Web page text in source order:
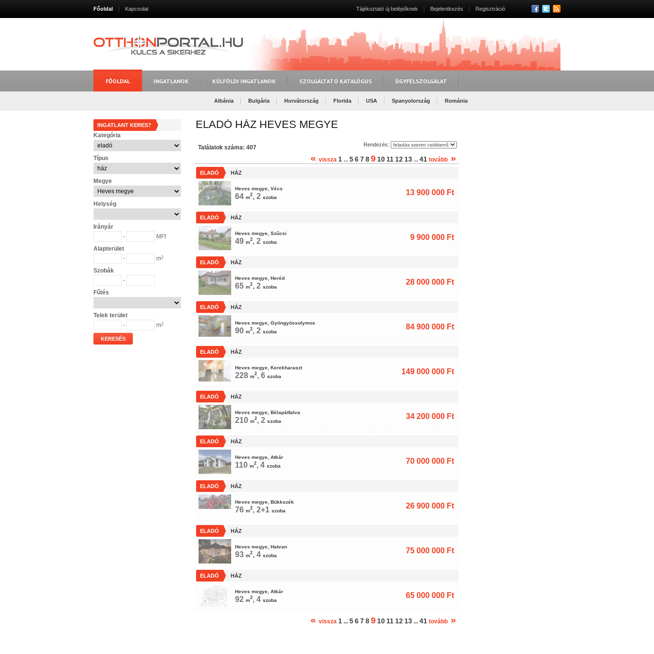
Főoldal Kapcsolat Tájékoztató új belépőknek Bejelentkezés Regisztráció
FŐOLDAL INGATLANOK KÜLFÖLDI INGATLANOK SZOLGÁLTATÓ KATALÓGUS ÜGYFÉLSZOLGÁLAT
Albánia Bulgária Horvátország Florida USA Spanyolország Románia
INGATLANT KERES?
Kategória
Típus
Megye
Helység
Irányár
-
MFt
Alapterület
-
m2
Szobák
-
Fűtés
Telek terület
-
m2
KERESÉS
ELADÓ HÁZ HEVES MEGYE
Rendezés:
Találatok száma: 407
« vissza 1 ... 56789 10 11 12 13 ... 41 tovább »
ELADÓ HÁZ
13 900 000 Ft
Heves megye, Vécs
64 m2, 2 szoba
ELADÓ HÁZ
9 900 000 Ft
Heves megye, Szűcsi
49 m2, 2 szoba
ELADÓ HÁZ
28 000 000 Ft
Heves megye, Heréd
65 m2, 2 szoba
ELADÓ HÁZ
84 900 000 Ft
Heves megye, Gyöngyössolymos
90 m2, 2 szoba
ELADÓ HÁZ
149 000 000 Ft
Heves megye, Kerekharaszt
228 m2, 6 szoba
ELADÓ HÁZ
34 200 000 Ft
Heves megye, Bélapátfalva
210 m2, 2 szoba
ELADÓ HÁZ
70 000 000 Ft
Heves megye, Atkár
110 m2, 4 szoba
ELADÓ HÁZ
26 900 000 Ft
Heves megye, Bükkszék
76 m2, 2+1 szoba
ELADÓ HÁZ
75 000 000 Ft
Heves megye, Hatvan
93 m2, 4 szoba
ELADÓ HÁZ
65 000 000 Ft
Heves megye, Atkár
92 m2, 4 szoba
« vissza 1 ... 56789 10 11 12 13 ... 41 tovább »